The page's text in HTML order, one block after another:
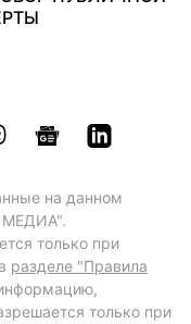
на данном
МЕДИА".
только при
разделе "Правила
только при